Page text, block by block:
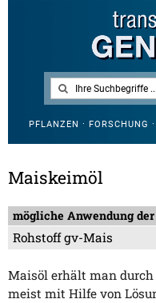
PFLANZEN · FORSCHUNG
Maiskeimöl
mögliche Anwendung
Rohstoff gv-Mais
Maisöl erhält man
meist mit Hilfe von